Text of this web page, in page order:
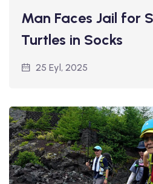
Man Faces Jail for
Turtles in Socks
25 Eyl, 2025